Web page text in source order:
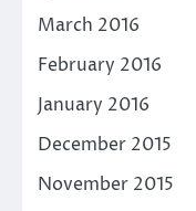
March 2016
February 2016
January 2016
December 2015
November 2015